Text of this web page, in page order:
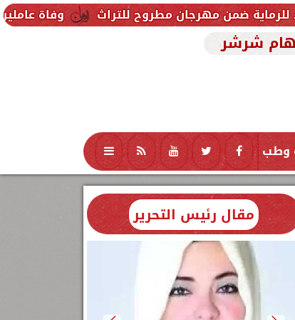
وفاة عاملين متأثرين مطروح للتراث
شرشر
وطب تكنولوجيا منوعات محافظات
مقال رئيس التحرير